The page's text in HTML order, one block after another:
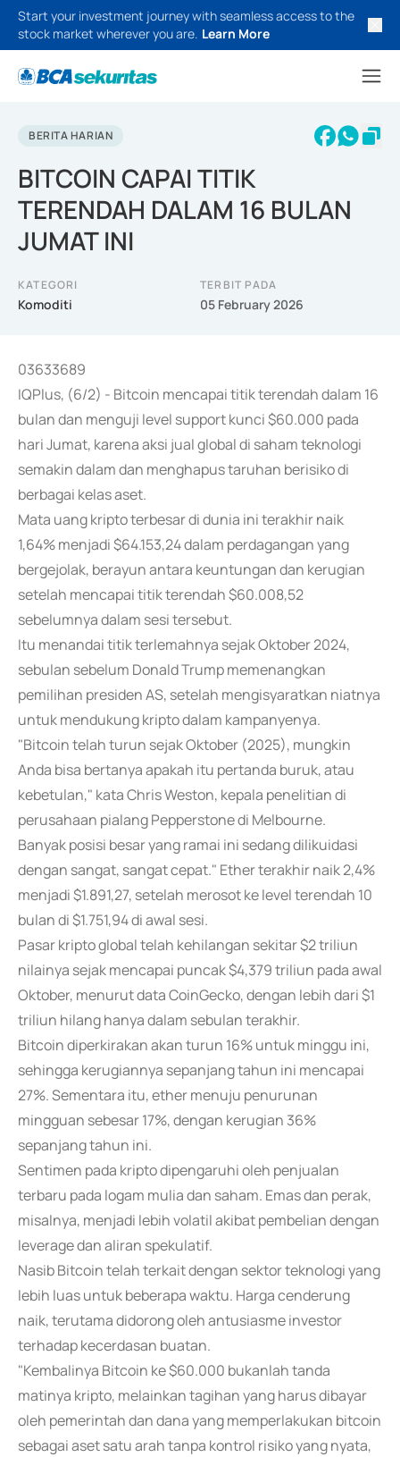
Start your investment journey with seamless access to the
stock market wherever you are. Learn More
BERITA HARIAN
BITCOIN CAPAI TITIK
TERENDAH DALAM 16 BULAN
JUMAT INI
KATEGORI
Komoditi
TERBIT PADA
05 February 2026
03633689
IQPlus, (6/2) - Bitcoin mencapai titik terendah dalam 16
bulan dan menguji level support kunci $60.000 pada
hari Jumat, karena aksi jual global di saham teknologi
semakin dalam dan menghapus taruhan berisiko di
berbagai kelas aset.
Mata uang kripto terbesar di dunia ini terakhir naik
1,64% menjadi $64.153,24 dalam perdagangan yang
bergejolak, berayun antara keuntungan dan kerugian
setelah mencapai titik terendah $60.008,52
sebelumnya dalam sesi tersebut.
Itu menandai titik terlemahnya sejak Oktober 2024,
sebulan sebelum Donald Trump memenangkan
pemilihan presiden AS, setelah mengisyaratkan niatnya
untuk mendukung kripto dalam kampanyenya.
"Bitcoin telah turun sejak Oktober (2025), mungkin
Anda bisa bertanya apakah itu pertanda buruk, atau
kebetulan," kata Chris Weston, kepala penelitian di
perusahaan pialang Pepperstone di Melbourne.
Banyak posisi besar yang ramai ini sedang dilikuidasi
dengan sangat, sangat cepat." Ether terakhir naik 2,4%
menjadi $1.891,27, setelah merosot ke level terendah 10
bulan di $1.751,94 di awal sesi.
Pasar kripto global telah kehilangan sekitar $2 triliun
nilainya sejak mencapai puncak $4,379 triliun pada awal
Oktober, menurut data CoinGecko, dengan lebih dari $1
triliun hilang hanya dalam sebulan terakhir.
Bitcoin diperkirakan akan turun 16% untuk minggu ini,
sehingga kerugiannya sepanjang tahun ini mencapai
27%. Sementara itu, ether menuju penurunan
mingguan sebesar 17%, dengan kerugian 36%
sepanjang tahun ini.
Sentimen pada kripto dipengaruhi oleh penjualan
terbaru pada logam mulia dan saham. Emas dan perak,
misalnya, menjadi lebih volatil akibat pembelian dengan
leverage dan aliran spekulatif.
Nasib Bitcoin telah terkait dengan sektor teknologi yang
lebih luas untuk beberapa waktu. Harga cenderung
naik, terutama didorong oleh antusiasme investor
terhadap kecerdasan buatan.
"Kembalinya Bitcoin ke $60.000 bukanlah tanda
matinya kripto, melainkan tagihan yang harus dibayar
oleh pemerintah dan dana yang memperlakukan bitcoin
sebagai aset satu arah tanpa kontrol risiko yang nyata,